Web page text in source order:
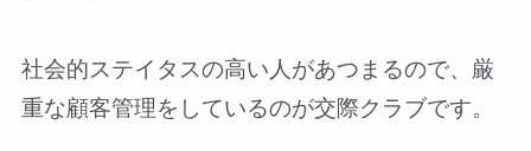
社会的ステイタスの高い人があつまるので、厳
重な顧客管理をしているのが交際クラブです。